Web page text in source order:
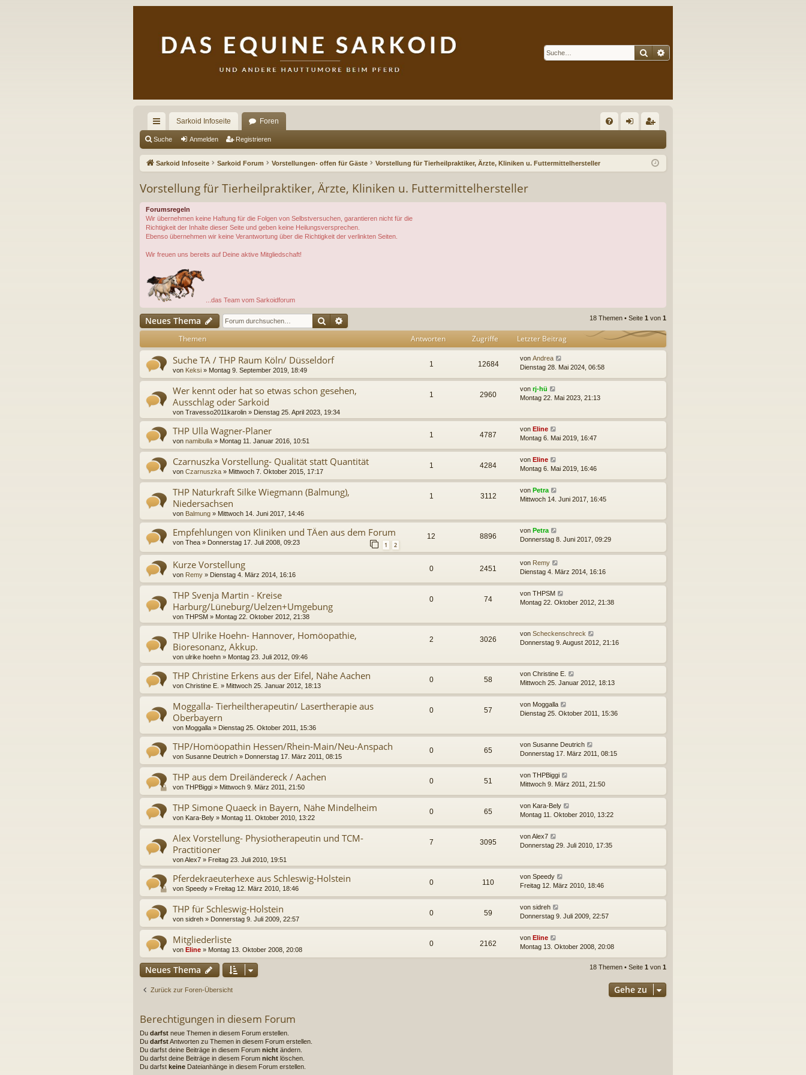
Suche
ch
ne
ug
riff
Sarkoid Infoseite Foren
Q m ist
Suche Anmelden Registrieren
Sarkoid Infoseite Sarkoid Forum Vorstellungen- offen für Gäste Vorstellung für Tierheilpraktiker, Ärzte, Kliniken u. Futtermittelhersteller
Vorstellung für Tierheilpraktiker, Ärzte, Kliniken u. Futtermittelhersteller
Forumsregeln
Wir übernehmen keine Haftung für die Folgen von Selbstversuchen, garantieren nicht für die
Richtigkeit der Inhalte dieser Seite und geben keine Heilungsversprechen.
Ebenso übernehmen wir keine Verantwortung über die Richtigkeit der verlinkten Seiten.
Wir freuen uns bereits auf Deine aktive Mitgliedschaft!
...das Team vom Sarkoidforum
Neues Thema SucheErweiterte Suche 18 Themen • Seite 1 von 1
Themen Antworten Zugriffe Letzter Beitrag
Suche TA / THP Raum Köln/ Düsseldorf
von Keksi » Montag 9. September 2019, 18:49
1 12684
von Andrea
Dienstag 28. Mai 2024, 06:58
Wer kennt oder hat so etwas schon gesehen,
Ausschlag oder Sarkoid
von Travesso2011karolin » Dienstag 25. April 2023, 19:34
1 2960
von rj-hü
Montag 22. Mai 2023, 21:13
THP Ulla Wagner-Planer
von namibulla » Montag 11. Januar 2016, 10:51
1 4787
von Eline
Montag 6. Mai 2019, 16:47
Czarnuszka Vorstellung- Qualität statt Quantität
von Czarnuszka » Mittwoch 7. Oktober 2015, 17:17
1 4284
von Eline
Montag 6. Mai 2019, 16:46
THP Naturkraft Silke Wiegmann (Balmung),
Niedersachsen
von Balmung » Mittwoch 14. Juni 2017, 14:46
1 3112
von Petra
Mittwoch 14. Juni 2017, 16:45
Empfehlungen von Kliniken und TÄen aus dem Forum
von Thea » Donnerstag 17. Juli 2008, 09:23 1 2
12 8896
von Petra
Donnerstag 8. Juni 2017, 09:29
Kurze Vorstellung
von Remy » Dienstag 4. März 2014, 16:16
0 2451
von Remy
Dienstag 4. März 2014, 16:16
THP Svenja Martin - Kreise
Harburg/Lüneburg/Uelzen+Umgebung
von THPSM » Montag 22. Oktober 2012, 21:38
0 74
von THPSM
Montag 22. Oktober 2012, 21:38
THP Ulrike Hoehn- Hannover, Homöopathie,
Bioresonanz, Akkup.
von ulrike hoehn » Montag 23. Juli 2012, 09:46
2 3026
von Scheckenschreck
Donnerstag 9. August 2012, 21:16
THP Christine Erkens aus der Eifel, Nähe Aachen
von Christine E. » Mittwoch 25. Januar 2012, 18:13
0 58
von Christine E.
Mittwoch 25. Januar 2012, 18:13
Moggalla- Tierheiltherapeutin/ Lasertherapie aus
Oberbayern
von Moggalla » Dienstag 25. Oktober 2011, 15:36
0 57
von Moggalla
Dienstag 25. Oktober 2011, 15:36
THP/Homöopathin Hessen/Rhein-Main/Neu-Anspach
von Susanne Deutrich » Donnerstag 17. März 2011, 08:15
0 65
von Susanne Deutrich
Donnerstag 17. März 2011, 08:15
THP aus dem Dreiländereck / Aachen
von THPBiggi » Mittwoch 9. März 2011, 21:50
0 51
von THPBiggi
Mittwoch 9. März 2011, 21:50
THP Simone Quaeck in Bayern, Nähe Mindelheim
von Kara-Bely » Montag 11. Oktober 2010, 13:22
0 65
von Kara-Bely
Montag 11. Oktober 2010, 13:22
Alex Vorstellung- Physiotherapeutin und TCM-
Practitioner
vonAlex7 » Freitag 23. Juli 2010, 19:51
7 3095
vonAlex7
Donnerstag 29. Juli 2010, 17:35
Pferdekraeuterhexe aus Schleswig-Holstein
von Speedy » Freitag 12. März 2010, 18:46
0 110
von Speedy
Freitag 12. März 2010, 18:46
THP für Schleswig-Holstein
von sidreh » Donnerstag 9. Juli 2009, 22:57
0 59
von sidreh
Donnerstag 9. Juli 2009, 22:57
Mitgliederliste
von Eline » Montag 13. Oktober 2008, 20:08
0 2162
von Eline
Montag 13. Oktober 2008, 20:08
Neues Thema 18 Themen • Seite 1 von 1
Zurück zur Foren-Übersicht Gehe zu
Berechtigungen in diesem Forum
Du darfst neue Themen in diesem Forum erstellen.
Du darfstAntworten zu Themen in diesem Forum erstellen.
Du darfst deine Beiträge in diesem Forum nicht ändern.
Du darfst deine Beiträge in diesem Forum nicht löschen.
Du darfst keine Dateianhänge in diesem Forum erstellen.